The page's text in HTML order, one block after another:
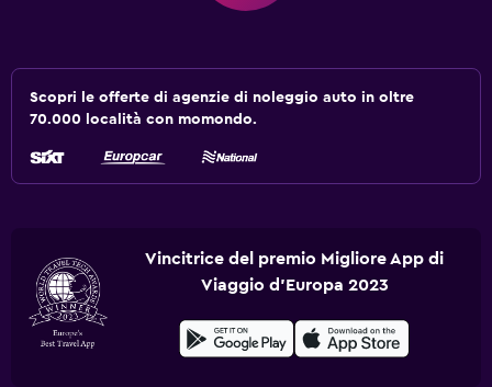
Scopri le offerte di agenzie di noleggio auto in oltre
70.000 località con momondo.
Vincitrice del premio Migliore App di
Viaggio d'Europa 2023